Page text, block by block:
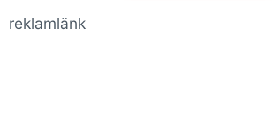
reklamlänk